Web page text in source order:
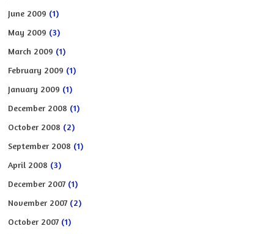
June 2009 (1)
May 2009 (3)
March 2009 (1)
February 2009 (1)
January 2009 (1)
December 2008 (1)
October 2008 (2)
September 2008 (1)
April 2008 (3)
December 2007 (1)
November 2007 (2)
October 2007 (1)